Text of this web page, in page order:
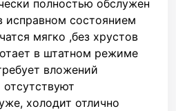
полностью обслужен
состоянием
мягко ,без хрустов
в штатном режиме
вложений
холодит отлично